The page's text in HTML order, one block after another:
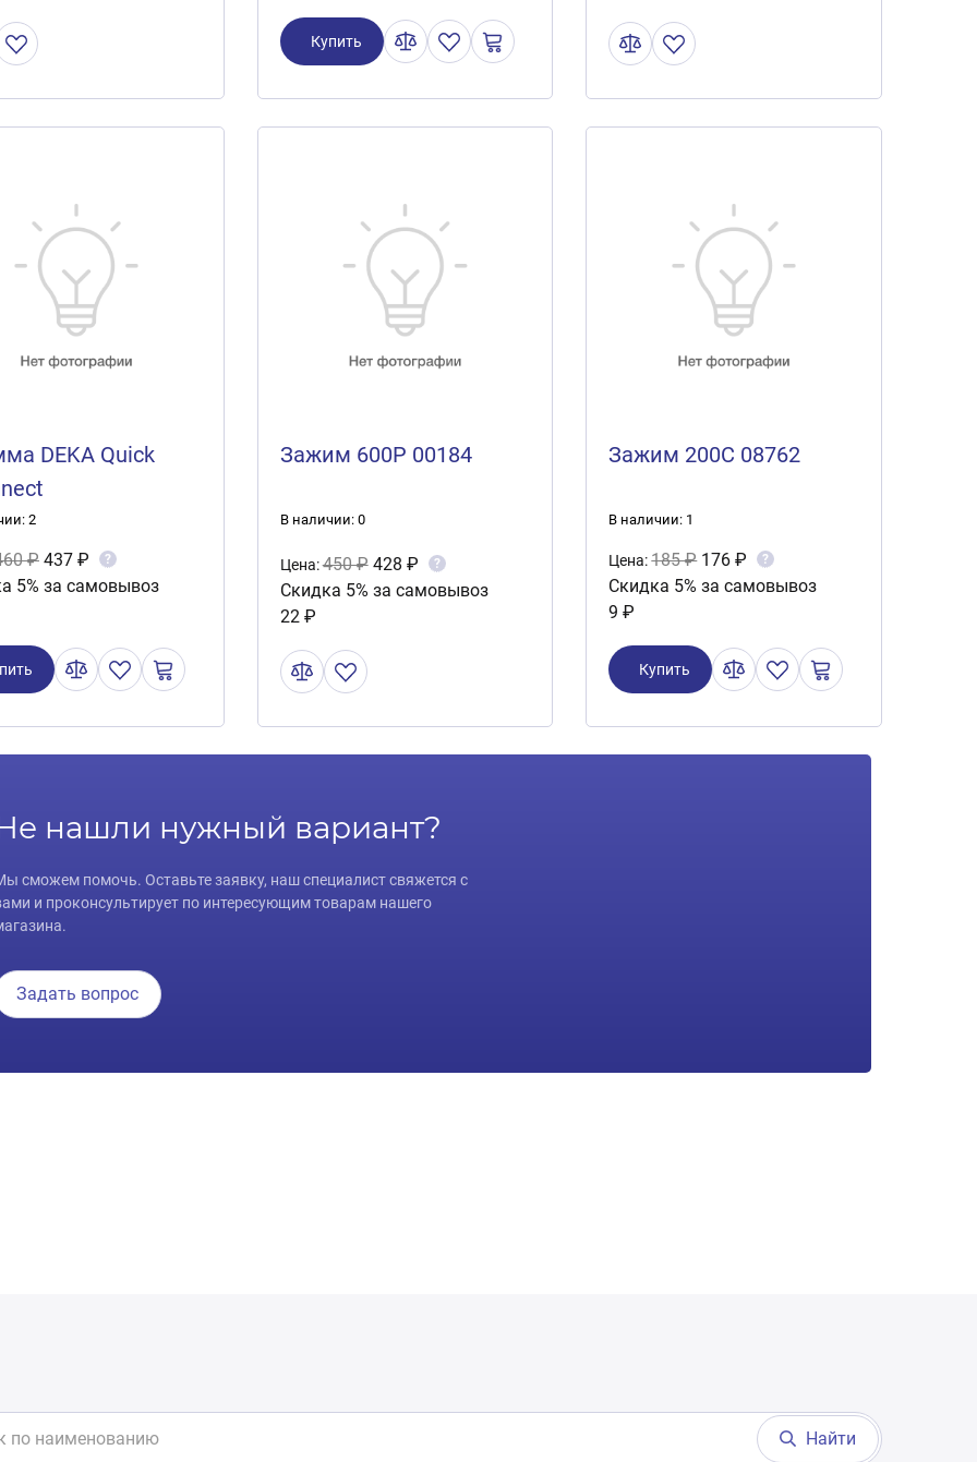
Купить
DEKA Quick
2
₽ 437 ₽ ?
5% за самовывоз
Зажим 600Р 00184
В наличии: 0
Цена:450 ₽ 428 ₽ ?
Скидка 5% за самовывоз
22 ₽
Зажим 200C 08762
В наличии: 1
Цена:185 ₽ 176 ₽ ?
Скидка 5% за самовывоз
9 ₽
Купить
нашли нужный вариант?
сможем помочь. Оставьте заявку, наш специалист свяжется с
и проконсультирует по интересующим товарам нашего
Задать вопрос
Найти